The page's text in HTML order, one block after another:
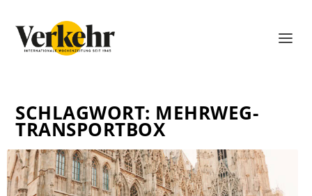
SCHLAGWORT: MEHRWEG-
TRANSPORTBOX